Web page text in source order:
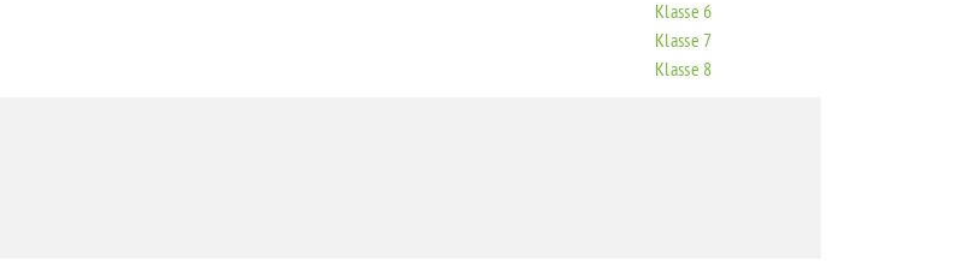
Klasse 6
Klasse 7
Klasse 8